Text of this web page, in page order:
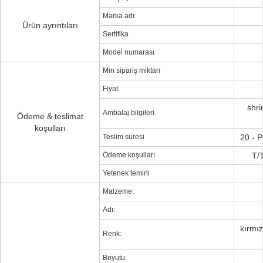
Ürün ayrıntıları
Marka adı
Sertifika
Model numarası
Ödeme & teslimat
koşulları
Min sipariş miktarı
Fiyat
Ambalaj bilgileri
Teslim süresi 20 -
Ödeme koşulları T/
Yetenek temini
Malzeme:
Adı:
Renk:
Boyutu: